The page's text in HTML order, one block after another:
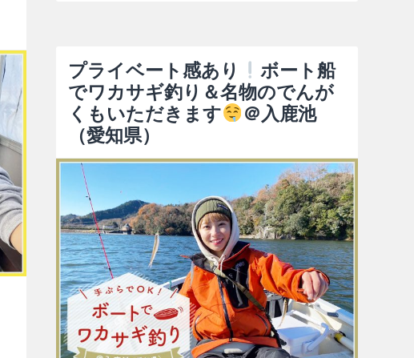
プライベート感あり
ボート船
でワカサギ釣り＆名物のでんが
くもいただきます
＠入鹿池
（愛知県）